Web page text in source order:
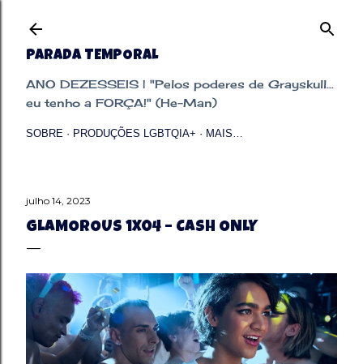
PARADA TEMPORAL
ANO DEZESSEIS | "Pelos poderes de Grayskull...
eu tenho a FORÇA!" (He-Man)
SOBRE PRODUÇÕES LGBTQIA+ MAIS…
julho 14, 2023
GLAMOROUS 1X04 – CASH ONLY